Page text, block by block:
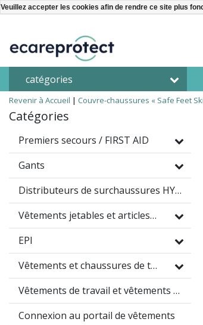
catégories
Revenir à Accueil | Couvre-chaussures « Safe Feet
Catégories
Premiers secours / FIRST AID
Gants
Distributeurs de surchaussures HYGOMAT
Vêtements jetables et articles à usage unique
EPI
Vêtements et chaussures de travail
Vêtements de travail et vêtements promotionnels
Connexion au portail de vêtements
Veuillez accepter les cookies afin de rendre ce site plus